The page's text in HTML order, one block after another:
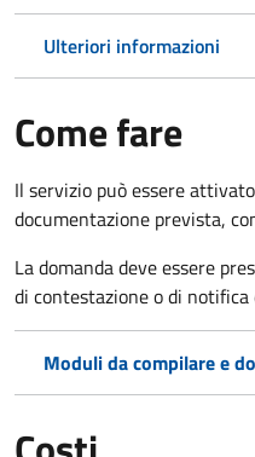
Ulteriori informazioni
Come fare
Il servizio può essere
documentazione prevista,
La domanda deve essere
di contestazione o di notifica
Moduli da compilare e